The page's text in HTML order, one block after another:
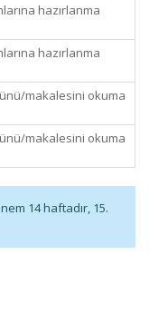
hazırlanma
hazırlanma
makalesini okuma
makalesini okuma
14 haftadır, 15.